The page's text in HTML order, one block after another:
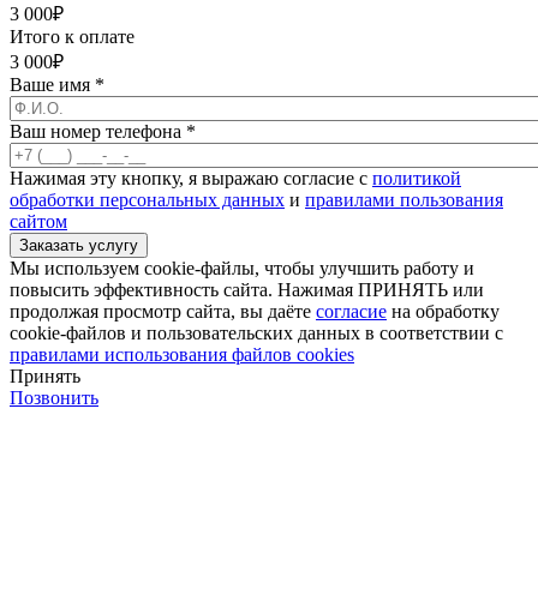
3 000₽
Итого к оплате
3 000₽
Ваше имя *
Ваш номер телефона *
Нажимая эту кнопку, я выражаю согласие с политикой
обработки персональных данных и правилами пользования
сайтом
Мы используем cookie-файлы, чтобы улучшить работу и
повысить эффективность сайта. Нажимая ПРИНЯТЬ или
продолжая просмотр сайта, вы даёте согласие на обработку
cookie-файлов и пользовательских данных в соответствии с
правилами использования файлов cookies
Принять
Позвонить